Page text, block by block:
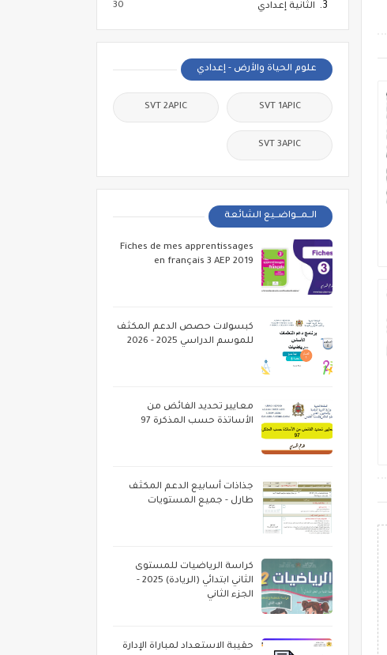
الثانية إعدادي 30
علوم الحياة والأرض - إعدادي
SVT 1APIC
SVT 2APIC
SVT 3APIC
الــمـــواضــيع الشائعة
Fiches de mes apprentissages
en français 3 AEP 2019
كبسولات حصص الدعم المكثف
للموسم الدراسي 2025 - 2026
معايير تحديد الفائض من
الأساتذة حسب المذكرة 97
جذاذات أسابيع الدعم المكثف
طارل - جميع المستويات
كراسة الرياضيات للمستوى
الثاني ابتدائي (الريادة) 2025 -
الجزء الثاني
حقيبة الاستعداد لمباراة الإدارة